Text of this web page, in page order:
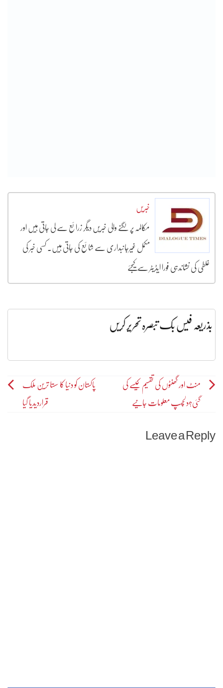
خبریں
مکالمہ پر لگنے والی خبریں دیگر زرائع سے لی جاتی ہیں اور
مکمل غیرجانبداری سے شائع کی جاتی ہیں۔ کسی خبر کی
غلطی کی نشاندہی فورا ایڈیٹر سے کیجئے
بذریعہ فیس بک تبصرہ تحریر کریں
Post
navigation
منٹ اور گھنٹوں کی تقسیم کیسے کی
گئی؟دلچسپ معلومات جانیے
پاکستان کو دنیا کا سستا ترین ملک
قراردیدیا گیا
Leave a Reply